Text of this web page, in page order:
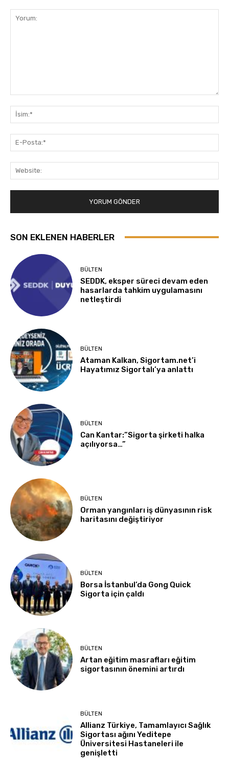
SON EKLENEN HABERLER
BÜLTEN
SEDDK, eksper süreci devam eden
hasarlarda tahkim uygulamasını
netleştirdi
BÜLTEN
Ataman Kalkan, Sigortam.net’i
Hayatımız Sigortalı’ya anlattı
BÜLTEN
Can Kantar:”Sigorta şirketi halka
açılıyorsa…”
BÜLTEN
Orman yangınları iş dünyasının risk
haritasını değiştiriyor
BÜLTEN
Borsa İstanbul’da Gong Quick
Sigorta için çaldı
BÜLTEN
Artan eğitim masrafları eğitim
sigortasının önemini artırdı
BÜLTEN
Allianz Türkiye, Tamamlayıcı Sağlık
Sigortası ağını Yeditepe
Üniversitesi Hastaneleri ile
genişletti